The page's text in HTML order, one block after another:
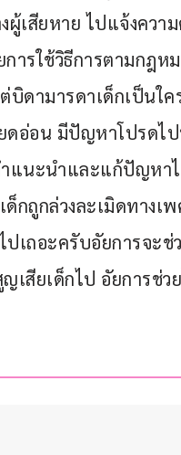
เสียหาย ไปแจ้งควา
ารใช้วิธีการตามกฎห
บิดามารดาเด็กเป็นใ
ยดอ่อน มีปัญหาโปรดไ
ำแนะนำและแก้ปัญหา
กถูกล่วงละเมิดทางเ
ปเถอะครับอัยการจะ
สียเด็กไป อัยการช่ว